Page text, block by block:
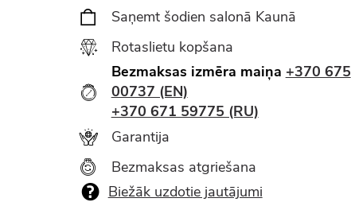
Saņemt šodien salonā Kaunā
Rotaslietu kopšana
Bezmaksas izmēra maiņa +370 675
00737 (EN)
+370 671 59775 (RU)
Garantija
Bezmaksas atgriešana
Biežāk uzdotie jautājumi